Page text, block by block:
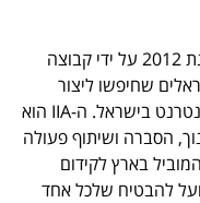
איגוד האינטרנט הישראלי (IIA) נוסד בשנת 2012 על ידי קבוצה
שחיפשו ליצור
פלטפורמה לקידום השימוש והפיתוח באינטרנט בישראל. ה-IIA הוא
הסברה ושיתוף פעולה
בארץ לקידום
להבטיח שלכל אחד